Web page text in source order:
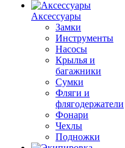
Аксессуары
Замки
Инструменты
Насосы
Крылья и
багажники
Сумки
Фляги и
флягодержатели
Фонари
Чехлы
Подножки